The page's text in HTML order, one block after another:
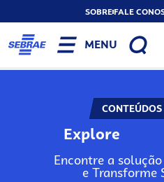
SOBREFALE
MENU
Explore
Encontre a
e Transforme